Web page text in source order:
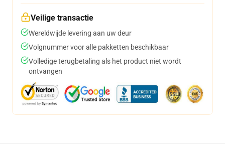
Veilige transactie
Wereldwijde levering aan uw deur
Volgnummer voor alle pakketten beschikbaar
Volledige terugbetaling als het product niet wordt
ontvangen